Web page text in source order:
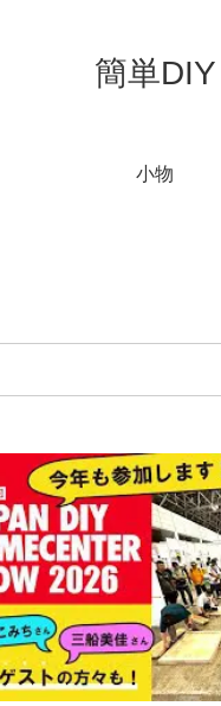
簡単DIY
小物